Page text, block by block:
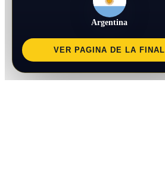
Argentina
VER PAGINA DE LA FINAL